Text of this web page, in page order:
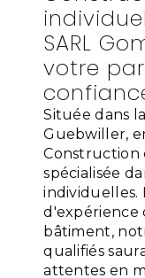
SARL
votre
Située dans
Guebwiller,
Construction
spécialisée
individuelles.
d'expérience
bâtiment,
qualifiés
attentes en